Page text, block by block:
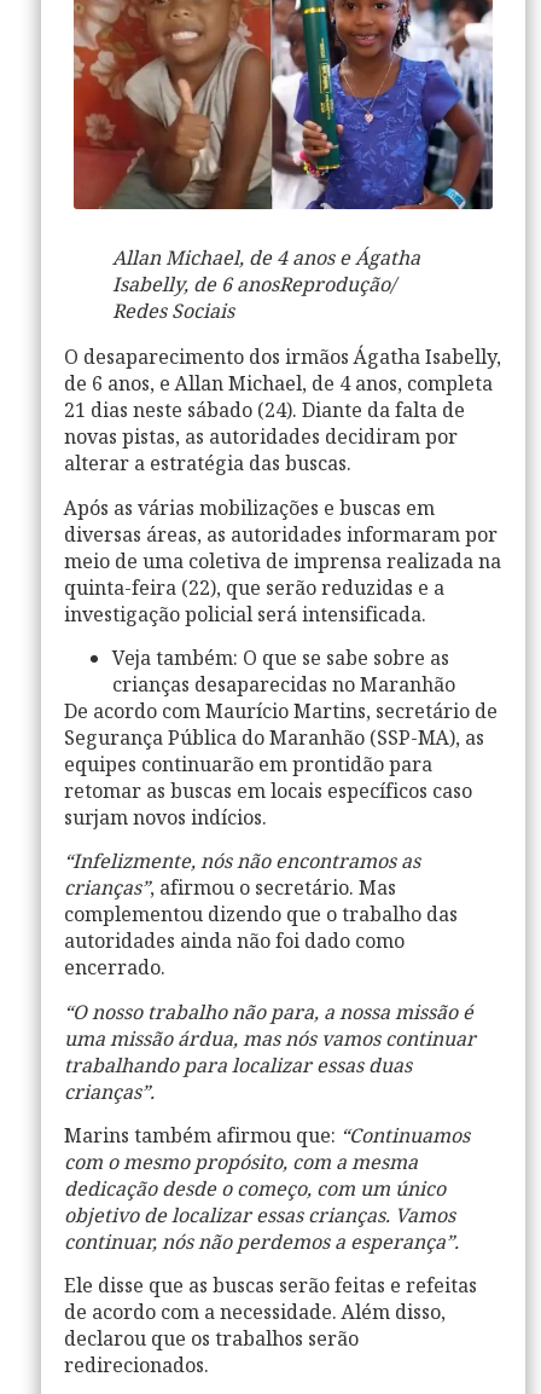
Allan Michael, de 4 anos e Ágatha
Isabelly, de 6 anosReprodução/
Redes Sociais
O desaparecimentodos irmãos Ágatha Isabelly,
de 6 anos, e Allan Michael, de 4 anos, completa
21 dias neste sábado (24). Diante da falta de
novas pistas, as autoridades decidiram por
alterar a estratégia das buscas.
Após as várias mobilizações e buscas em
diversas áreas, as autoridades informaram por
meio de uma coletiva de imprensa realizada na
quinta-feira (22), que serão reduzidas e a
investigação policial será intensificada.
Veja também: O que se sabe sobre as
crianças desaparecidas no Maranhão
De acordo com Maurício Martins, secretário de
Segurança Pública do Maranhão (SSP-MA), as
equipes continuarão em prontidão para
retomar as buscas em locais específicos caso
surjam novos indícios.
“Infelizmente, nós não encontramos as
crianças”, afirmou o secretário. Mas
complementou dizendo que o trabalho das
autoridades ainda não foi dado como
encerrado.
“O nosso trabalho não para, a nossa missão é
uma missão árdua, mas nós vamos continuar
trabalhando para localizar essas duas
crianças”.
Marins também afirmou que: “Continuamos
com o mesmo propósito, com a mesma
dedicação desde o começo, com um único
objetivo de localizar essas crianças. Vamos
continuar, nós não perdemos a esperança”.
Ele disse que as buscas serão feitas e refeitas
de acordo com a necessidade. Além disso,
declarou que os trabalhos serão
redirecionados.